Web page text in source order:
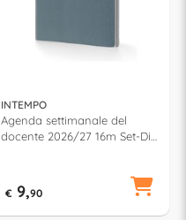
INTEMPO
Agenda settimanale del
docente 2026/27 16m Set-Dic
€ 9,90